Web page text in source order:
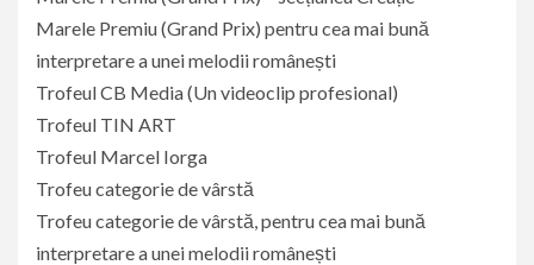
Marele Premiu (Grand Prix) pentru cea mai bună
interpretare a unei melodii românești
Trofeul CB Media (Un videoclip profesional)
Trofeul TIN ART
Trofeul Marcel Iorga
Trofeu categorie de vârstă
Trofeu categorie de vârstă, pentru cea mai bună
interpretare a unei melodii românești